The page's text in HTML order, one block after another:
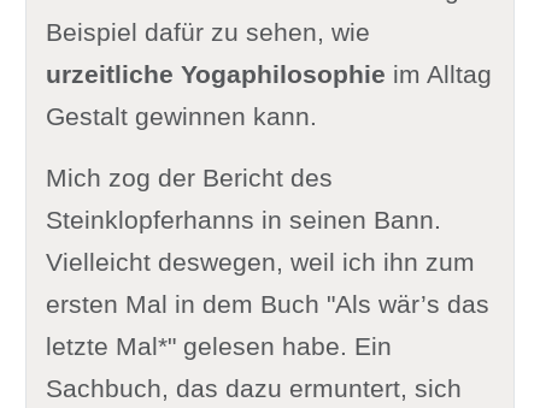
Beispiel dafür zu sehen, wie
urzeitliche Yogaphilosophie im Alltag
Gestalt gewinnen kann.
Mich zog der Bericht des
Steinklopferhanns in seinen Bann.
Vielleicht deswegen, weil ich ihn zum
ersten Mal in dem Buch "Als wär’s das
letzte Mal*" gelesen habe. Ein
Sachbuch, das dazu ermuntert, sich